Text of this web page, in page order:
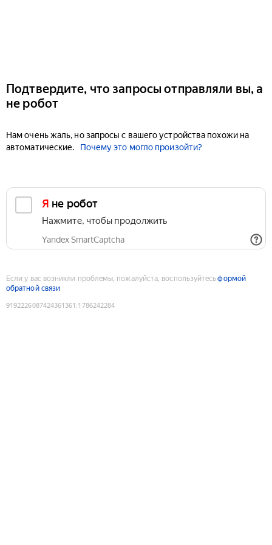
Подтвердите, что запросы отправляли вы, а
не робот
Нам очень жаль, но запросы с вашего устройства похожи на
автоматические.
Почему это могло произойти?
Я не робот
Нажмите, чтобы продолжить
Yandex SmartCaptcha
Если у вас возникли проблемы, пожалуйста, воспользуйтесьформой
обратной связи
9192226087424361361 :1786242284